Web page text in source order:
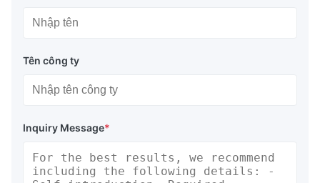
Tên công ty
Inquiry Message*